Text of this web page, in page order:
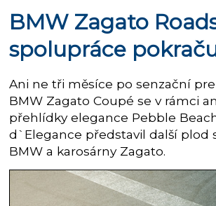
BMW Zagato
spolupráce
Ani ne tři měsíce po senzační
BMW Zagato Coupé se v rámci
přehlídky elegance Pebble
d`Elegance představil další plod
BMW a karosárny Zagato.